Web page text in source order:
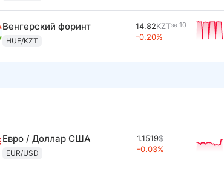
Венгерский форинт
HUF/KZT
14.82KZTза 10
-0.20%
Евро / Доллар США
EUR/USD
1.1519$
-0.03%